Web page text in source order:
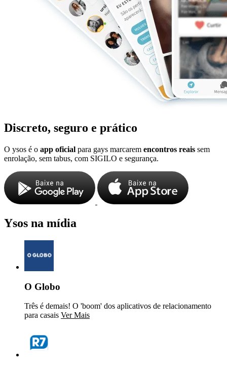
Discreto, seguro e prático
O ysos é o app oficial para gays marcarem encontros reais sem
enrolação, sem tabus, com SIGILO e segurança.
Ysos na mídia
O Globo
Três é demais! O 'boom' dos aplicativos de relacionamento
para casais Ver Mais